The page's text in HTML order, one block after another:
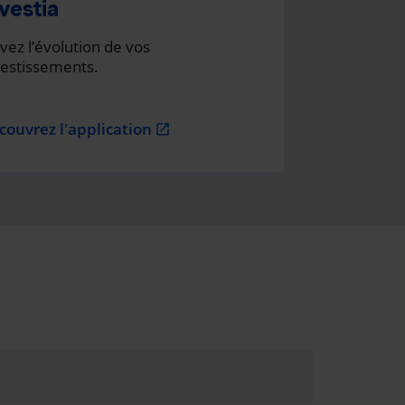
l’évolution de vos
l'application open_in_new